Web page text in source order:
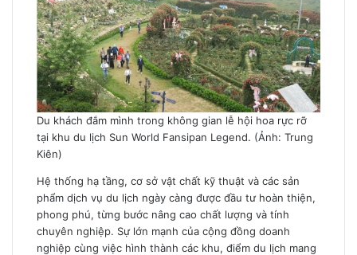
Du khách đắm mình trong không gian lễ hội hoa rực rỡ
tại khu du lịch Sun World Fansipan Legend. (Ảnh: Trung
Kiên)
Hệ thống hạ tầng, cơ sở vật chất kỹ thuật và các sản
phẩm dịch vụ du lịch ngày càng được đầu tư hoàn thiện,
phong phú, từng bước nâng cao chất lượng và tính
chuyên nghiệp. Sự lớn mạnh của cộng đồng doanh
nghiệp cùng việc hình thành các khu, điểm du lịch mang